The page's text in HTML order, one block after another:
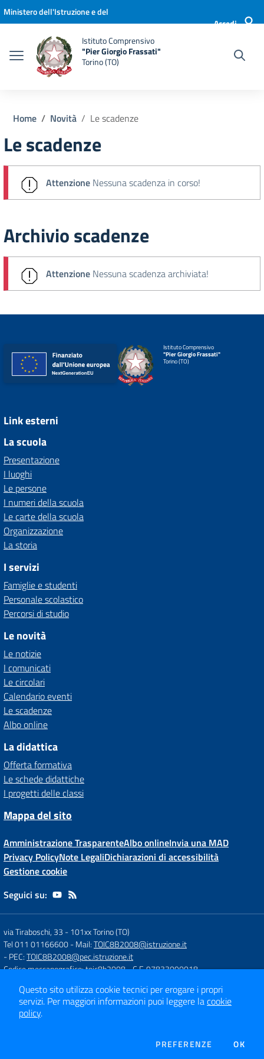
Vai ai contenuti
Vai al menu di navigazione
Vai al footer
Ministero dell'Istruzione e del
Accedi
Istituto Comprensivo
"Pier Giorgio Frassati"
Torino (TO)
Home Novità Le scadenze
Le scadenze
Attenzione Nessuna scadenza in corso!
Archivio scadenze
Attenzione Nessuna scadenza archiviata!
Istituto Comprensivo
"Pier Giorgio Frassati"
Torino (TO)
Link esterni
La scuola
Presentazione
I luoghi
Le persone
I numeri della scuola
Le carte della scuola
Organizzazione
La storia
I servizi
Famiglie e studenti
Personale scolastico
Percorsi di studio
Le novità
Le notizie
I comunicati
Le circolari
Calendario eventi
Le scadenze
Albo online
La didattica
Offerta formativa
Le schede didattiche
I progetti delle classi
Mappa del sito
Amministrazione TrasparenteAlbo onlineInvia una MAD
Privacy PolicyNote LegaliDichiarazioni di accessibilità
Gestione cookie
Seguici su:
via Tiraboschi, 33 -101xx Torino (TO)
Tel 011 01166600- Mail:TOIC8B2008@istruzione.it
- PEC:TOIC8B2008@pec.istruzione.it
Codice meccanografico: toic8b2008- C.F. 97833090018
Concept & Design by
Designers Italia
Questo sito utilizza cookie tecnici per erogare i propri
servizi. Per maggiori informazioni puoi leggere lacookie
policy.
PREFERENZE DEI COOKIE
OK